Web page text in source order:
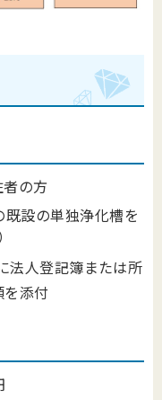
の方
設の単独浄化槽を
人登記簿または所
添付